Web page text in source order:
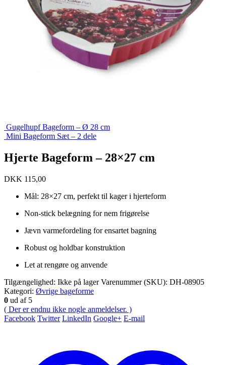
Gugelhupf Bageform – Ø 28 cm
Mini Bageform Sæt – 2 dele
Hjerte Bageform – 28×27 cm
DKK 115,00
Mål: 28×27 cm, perfekt til kager i hjerteform
Non-stick belægning for nem frigørelse
Jævn varmefordeling for ensartet bagning
Robust og holdbar konstruktion
Let at rengøre og anvende
Tilgængelighed: Ikke på lager Varenummer (SKU): DH-08905
Kategori: Øvrige bageforme
0 ud af 5
( Der er endnu ikke nogle anmeldelser. )
Facebook Twitter LinkedIn Google+ E-mail